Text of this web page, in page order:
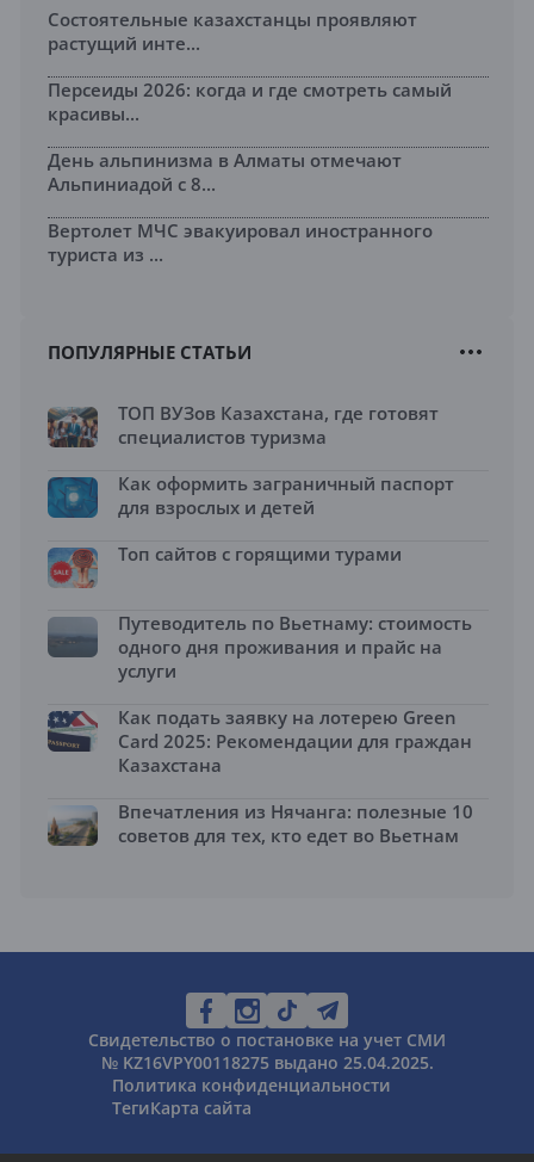
Состоятельные казахстанцы проявляют
растущий инте...
Персеиды 2026: когда и где смотреть самый
красивы...
День альпинизма в Алматы отмечают
Альпиниадой с 8...
Вертолет МЧС эвакуировал иностранного
туриста из ...
ПОПУЛЯРНЫЕ СТАТЬИ
ТОП ВУЗов Казахстана, где готовят
специалистов туризма
Как оформить заграничный паспорт
для взрослых и детей
Топ сайтов с горящими турами
Путеводитель по Вьетнаму: стоимость
одного дня проживания и прайс на
услуги
Как подать заявку на лотерею Green
Card 2025: Рекомендации для граждан
Казахстана
Впечатления из Нячанга: полезные 10
советов для тех, кто едет во Вьетнам
Свидетельство о постановке на учет СМИ
№ KZ16VPY00118275 выдано 25.04.2025.
Политика конфиденциальности
ТегиКарта сайта